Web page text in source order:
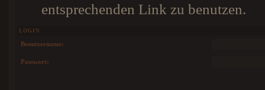
entsprechenden Link zu benutzen.
LOGIN
Benutzername:
Passwort: